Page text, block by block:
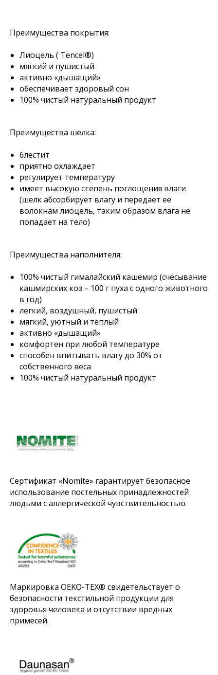
Преимущества покрытия:
Лиоцель ( Tencel®)
мягкий и пушистый
активно «дышащий»
обеспечивает здоровый сон
100% чистый натуральный продукт
Преимущества шелка:
блестит
приятно охлаждает
регулирует температуру
имеет высокую степень поглощения влаги
(шелк абсорбирует влагу и передает ее
волокнам лиоцель, таким образом влага не
попадает на тело)
Преимущества наполнителя:
100% чистый гималайский кашемир (счесывание
кашмирских коз – 100 г пуха с одного животного
в год)
легкий, воздушный, пушистый
мягкий, уютный и теплый
активно «дышащий»
комфортен при любой температуре
способен впитывать влагу до 30% от
собственного веса
100% чистый натуральный продукт
Сертификат «Nomite» гарантирует безопасное
использование постельных принадлежностей
людьми с аллергической чувствительностью.
Маркировка OEKO-TEX® свидетельствует о
безопасности текстильной продукции для
здоровья человека и отсутствии вредных
примесей.